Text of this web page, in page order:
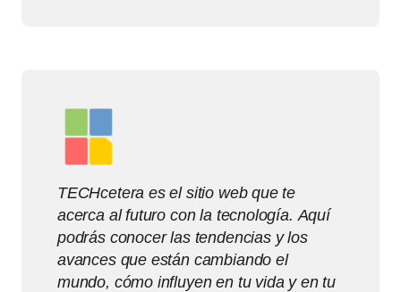
TECHcetera es el sitio web que te
acerca al futuro con la tecnología. Aquí
podrás conocer las tendencias y los
avances que están cambiando el
mundo, cómo influyen en tu vida y en tu